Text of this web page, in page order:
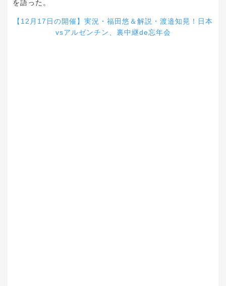
を語った。
【12月17日の開催】実況・福田悠＆解説・渡邉知晃！日本
vsアルゼンチン、裏中継de忘年会